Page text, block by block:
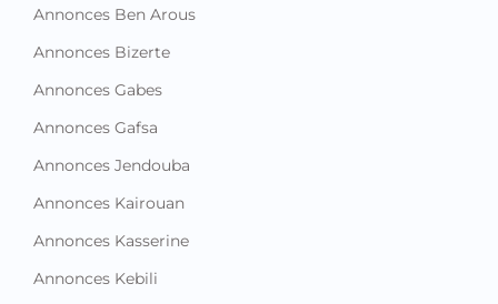
Annonces Ben Arous
Annonces Bizerte
Annonces Gabes
Annonces Gafsa
Annonces Jendouba
Annonces Kairouan
Annonces Kasserine
Annonces Kebili